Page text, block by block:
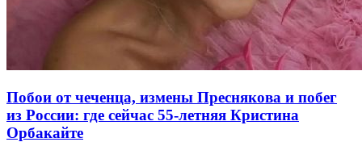
Побои от чеченца, измены Преснякова и побег
из России: где сейчас 55-летняя Кристина
Орбакайте